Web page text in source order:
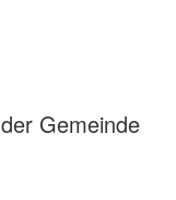
Gemeinde